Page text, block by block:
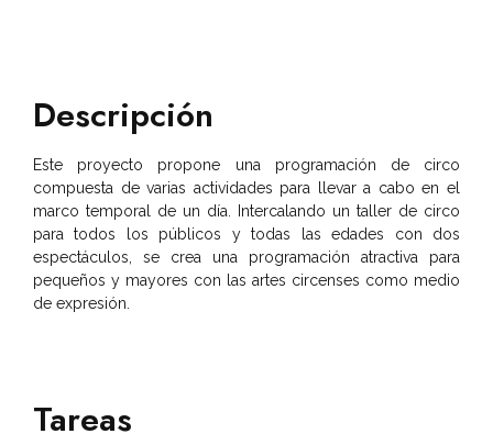
Descripción
Este proyecto propone una programación de circo
compuesta de varias actividades para llevar a cabo en el
marco temporal de un día. Intercalando un taller de circo
para todos los públicos y todas las edades con dos
espectáculos, se crea una programación atractiva para
pequeños y mayores con las artes circenses como medio
de expresión.
Tareas